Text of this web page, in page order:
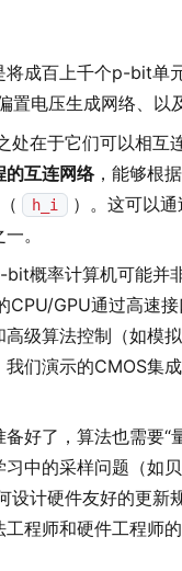
将成百上千个p-bit
置电压生成网络、以
处在于它们可以相互
的互连网络，能够根
h_i
）。这可以
。
bit概率计算机可能并
CPU/GPU通过高速
级算法控制（如模
们演示的CMOS集
备好了，算法也需要“
中的采样问题（如
设计硬件友好的更
程师和硬件工程师